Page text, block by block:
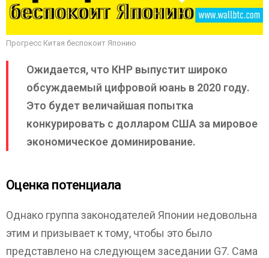
Прогресс Китая беспокоит Японию
Ожидается, что КНР выпустит широко
обсуждаемый цифровой юань в 2020 году.
Это будет величайшая попытка
конкурировать с долларом США за мировое
экономическое доминирование.
Оценка потенциала
Однако группа законодателей Японии недовольна
этим и призывает к тому, чтобы это было
представлено на следующем заседании G7. Сама